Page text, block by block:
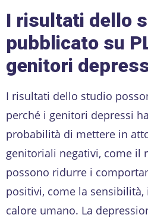
I risultati dello
pubblicato su
genitori
I risultati dello studio
perché i genitori depressi
probabilità di mettere in
genitoriali negativi, come il
possono ridurre i
positivi, come la
calore umano. La